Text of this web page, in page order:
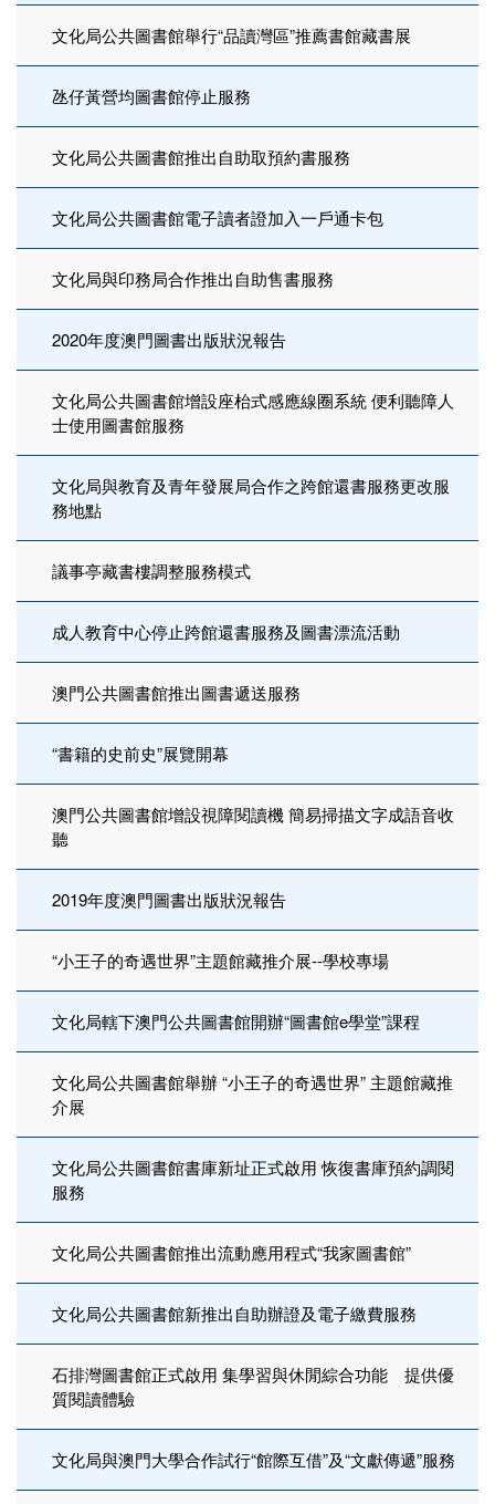
文化局公共圖書館舉行“品讀灣區”推薦書館藏書展
氹仔黃營均圖書館停止服務
文化局公共圖書館推出自助取預約書服務
文化局公共圖書館電子讀者證加入一戶通卡包
文化局與印務局合作推出自助售書服務
2020年度澳門圖書出版狀況報告
文化局公共圖書館增設座枱式感應線圈系統 便利聽障人
士使用圖書館服務
文化局與教育及青年發展局合作之跨館還書服務更改服
務地點
議事亭藏書樓調整服務模式
成人教育中心停止跨館還書服務及圖書漂流活動
澳門公共圖書館推出圖書遞送服務
“書籍的史前史”展覽開幕
澳門公共圖書館增設視障閱讀機 簡易掃描文字成語音收
聽
2019年度澳門圖書出版狀況報告
“小王子的奇遇世界”主題館藏推介展--學校專場
文化局轄下澳門公共圖書館開辦“圖書館e學堂”課程
文化局公共圖書館舉辦 “小王子的奇遇世界” 主題館藏推
介展
文化局公共圖書館書庫新址正式啟用 恢復書庫預約調閱
服務
文化局公共圖書館推出流動應用程式“我家圖書館”
文化局公共圖書館新推出自助辦證及電子繳費服務
石排灣圖書館正式啟用 集學習與休閒綜合功能 提供優
質閱讀體驗
文化局與澳門大學合作試行“館際互借”及“文獻傳遞”服務